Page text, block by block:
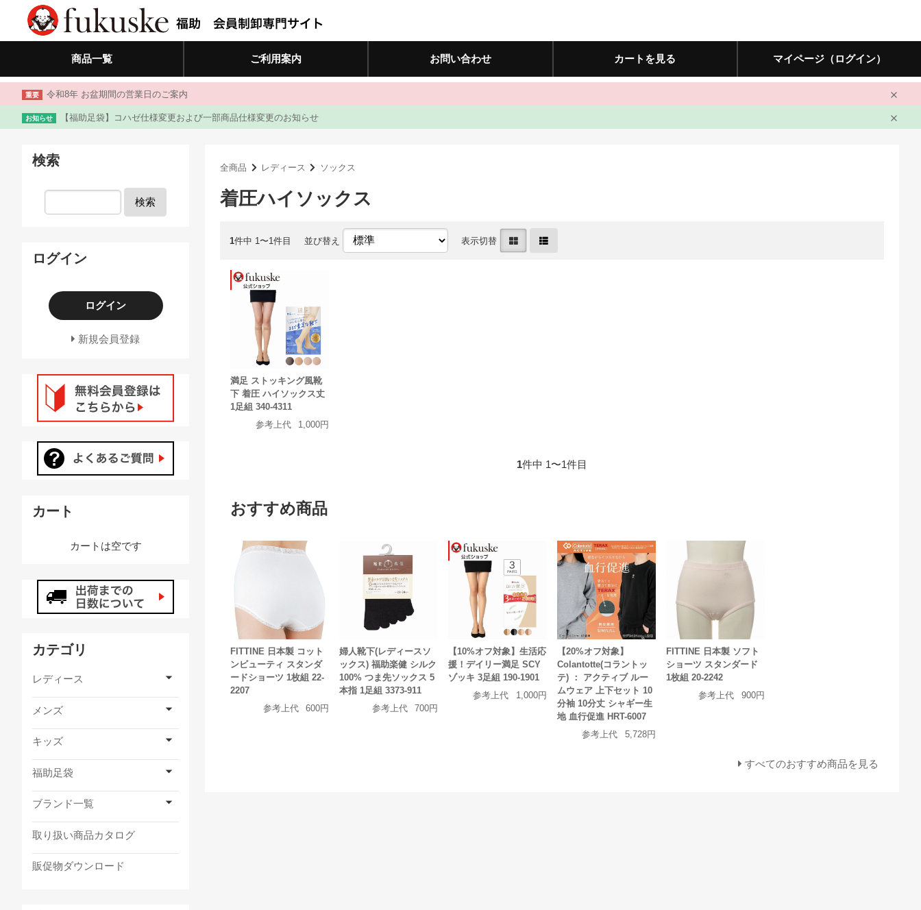
重要 令和8年 お盆期間の営業日のご案内
お知らせ 【福助足袋】コハゼ仕様変更および一部商品仕様変更のお知らせ
商品一覧 ご利用案内 お問い合わせ カートを見る マイページ（ログイン）
全商品 レディース ソックス
着圧ハイソックス
1件中 1〜1件目 並び替え 表示切替
満足 ストッキング風靴
下 着圧 ハイソックス丈
1足組 340-4311
参考上代
1,000円
1件中 1〜1件目
おすすめ商品
FITTINE 日本製 コット
ンビューティ スタンダ
ードショーツ 1枚組 22-
2207
参考上代
600円
婦人靴下(レディースソ
ックス) 福助楽健 シルク
100% つま先ソックス 5
本指 1足組 3373-911
参考上代
700円
【10%オフ対象】生活応
援！デイリー満足 SCY
ゾッキ 3足組 190-1901
参考上代
1,000円
【20%オフ対象】
Colantotte(コラントッ
テ) ： アクティブ ルー
ムウェア 上下セット 10
分袖 10分丈 シャギー生
地 血行促進 HRT-6007
参考上代
5,728円
FITTINE 日本製 ソフト
ショーツ スタンダード
1枚組 20-2242
参考上代
900円
すべてのおすすめ商品を見る
検索
検索
ログイン
ログイン
新規会員登録
カート
カートは空です
カテゴリ
レディース
メンズ
キッズ
福助足袋
ブランド一覧
取り扱い商品カタログ
販促物ダウンロード